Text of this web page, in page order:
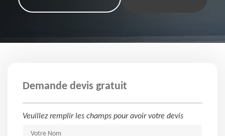
Demande devis gratuit
Veuillez remplir les champs pour avoir votre devis